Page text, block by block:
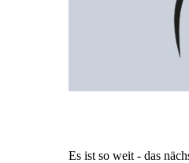
Es ist so weit - das